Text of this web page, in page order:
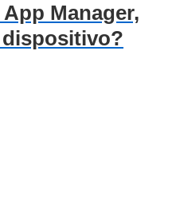
Manager,